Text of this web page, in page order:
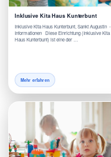
Inklusive Kita Haus Kunterbunt
Inklusive Kita Haus Kunterbunt, Sankt Augustin -
Informationen Diese Einrichtung (Inklusive Kita
Haus Kunterbunt) ist eine der …
Mehr erfahren